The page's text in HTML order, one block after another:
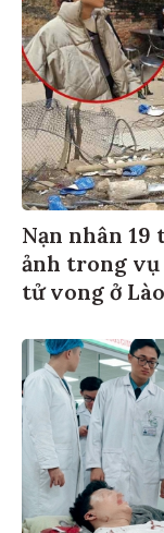
Nạn nhân 19
ảnh trong
tử vong ở